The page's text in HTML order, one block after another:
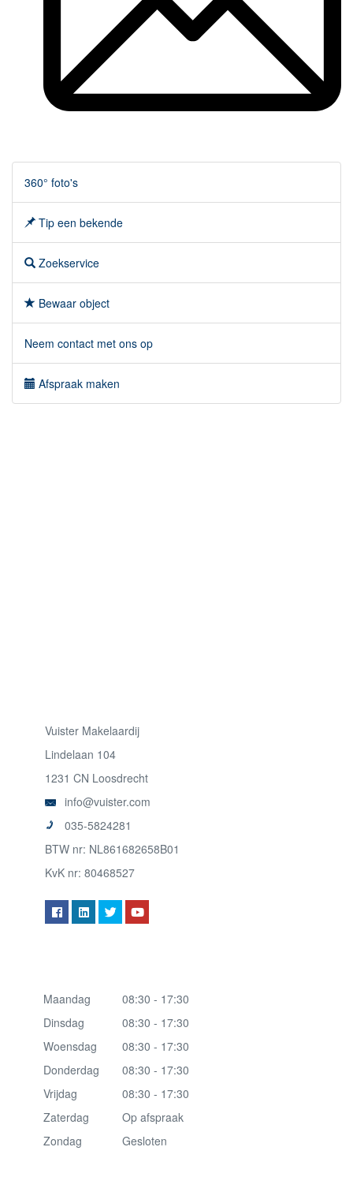
360° foto's
Tip een bekende
Zoekservice
Bewaar object
Neem contact met ons op
Afspraak maken
Vuister Makelaardij
Lindelaan 104
1231 CN Loosdrecht
info@vuister.com
035-5824281
BTW nr: NL861682658B01
KvK nr: 80468527
Maandag
08:30 - 17:30
Dinsdag
08:30 - 17:30
Woensdag
08:30 - 17:30
Donderdag
08:30 - 17:30
Vrijdag
08:30 - 17:30
Zaterdag
Op afspraak
Zondag
Gesloten